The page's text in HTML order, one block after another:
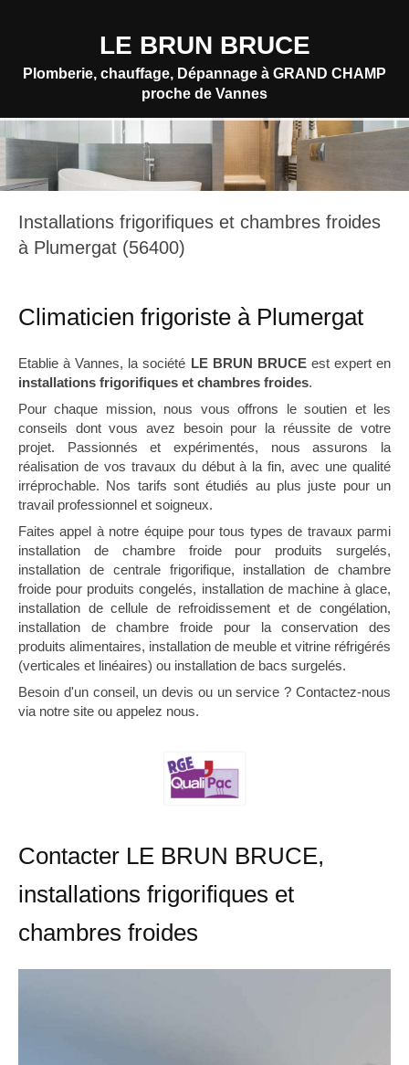
LE BRUN BRUCE
Plomberie, chauffage, Dépannage à GRAND CHAMP
proche de Vannes
Installations frigorifiques et chambres froides
à Plumergat (56400)
Climaticien frigoriste à Plumergat
Etablie à Vannes, la société LE BRUN BRUCEest expert en
installations frigorifiques et chambres froides.
Pour chaque mission, nous vous offrons le soutien et les
conseils dont vous avez besoin pour la réussite de votre
projet. Passionnés et expérimentés, nous assurons la
réalisation de vos travaux du début à la fin, avec une qualité
irréprochable. Nos tarifs sont étudiés au plus juste pour un
travail professionnel et soigneux.
Faites appel à notre équipe pour tous types de travaux parmi
installation de chambre froide pour produits surgelés,
installation de centrale frigorifique, installation de chambre
froide pour produits congelés, installation de machine à glace,
installation de cellule de refroidissement et de congélation,
installation de chambre froide pour la conservation des
produits alimentaires, installation de meuble et vitrine réfrigérés
(verticales et linéaires) ou installation de bacs surgelés.
Besoin d'un conseil, un devis ou un service ? Contactez-nous
via notre site ou appelez nous.
Contacter LE BRUN BRUCE,
installations frigorifiques et
chambres froides